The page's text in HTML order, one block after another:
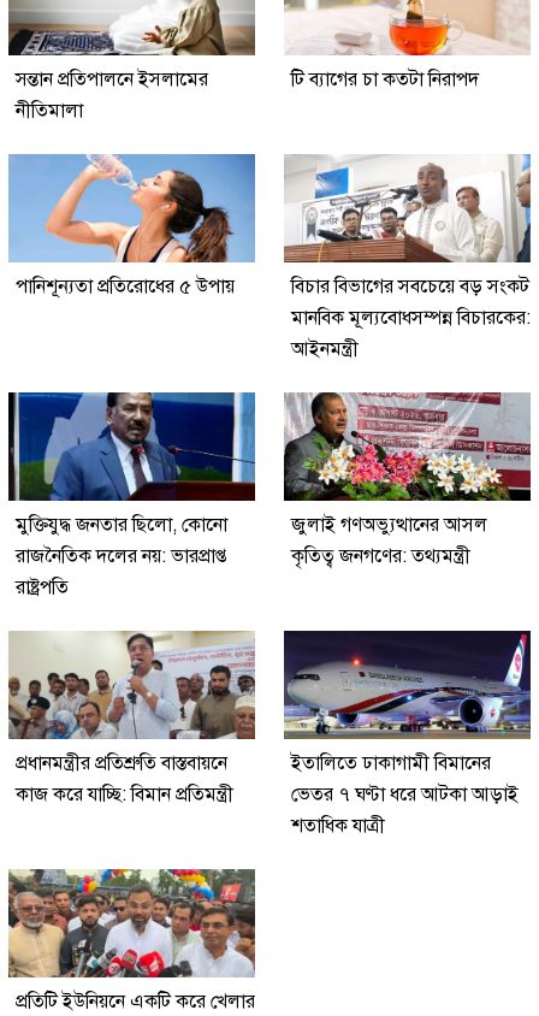
সন্তান প্রতিপালনে ইসলামের
নীতিমালা
টি ব্যাগের চা কতটা নিরাপদ
পানিশূন্যতা প্রতিরোধের ৫ উপায়
বিচার বিভাগের সবচেয়ে বড় সংকট
মানবিক মূল্যবোধসম্পন্ন বিচারকের:
আইনমন্ত্রী
মুক্তিযুদ্ধ জনতার ছিলো, কোনো
রাজনৈতিক দলের নয়: ভারপ্রাপ্ত
রাষ্ট্রপতি
জুলাই গণঅভ্যুত্থানের আসল
কৃতিত্ব জনগণের: তথ্যমন্ত্রী
প্রধানমন্ত্রীর প্রতিশ্রুতি বাস্তবায়নে
কাজ করে যাচ্ছি: বিমান প্রতিমন্ত্রী
ইতালিতে ঢাকাগামী বিমানের
ভেতর ৭ ঘণ্টা ধরে আটকা আড়াই
শতাধিক যাত্রী
প্রতিটি ইউনিয়নে একটি করে খেলার